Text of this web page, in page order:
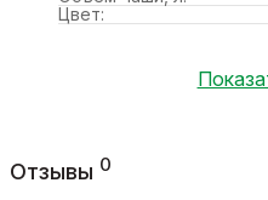
Цвет:
Отзывы 0